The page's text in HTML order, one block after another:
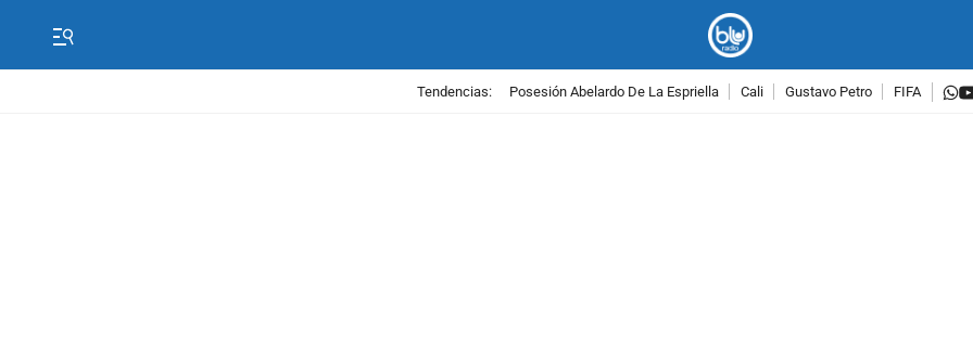
Tendencias: Posesión Abelardo De La Espriella Cali Gustavo Petro FIFA